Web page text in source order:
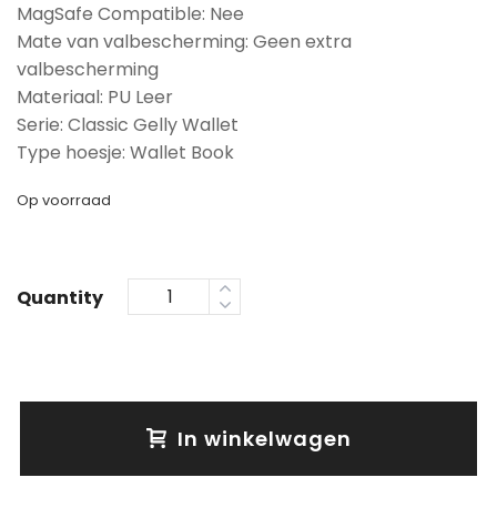
MagSafe Compatible: Nee
Mate van valbescherming: Geen extra
valbescherming
Materiaal: PU Leer
Serie: Classic Gelly Wallet
Type hoesje: Wallet Book
Op voorraad
Quantity
In winkelwagen